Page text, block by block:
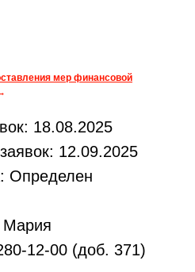
мер финансовой
18.08.2025
12.09.2025
Определен
12-00 (доб. 371)